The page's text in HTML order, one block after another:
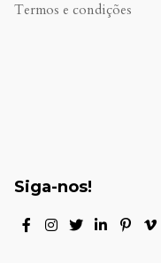
Termos e condições
Siga-nos!